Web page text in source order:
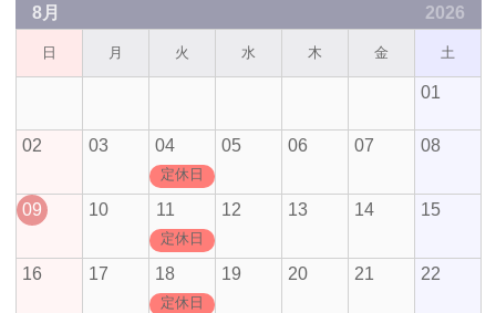
8月 2026
日 月 火 水 木 金 土
01
02 03 04
定休日
05 06 07 08
09 10 11
定休日
12 13 14 15
16 17 18
定休日
19 20 21 22